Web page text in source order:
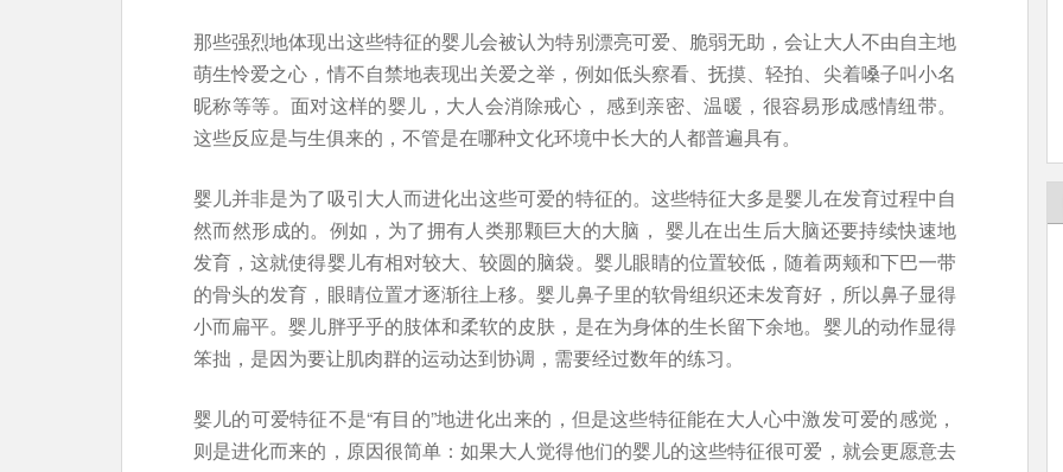
那些强烈地体现出这些特征的婴儿会被认为特别漂亮可爱、脆弱无助，会让大人不由自主地
萌生怜爱之心，情不自禁地表现出关爱之举，例如低头察看、抚摸、轻拍、尖着嗓子叫小名
昵称等等。面对这样的婴儿，大人会消除戒心， 感到亲密、温暖，很容易形成感情纽带。
这些反应是与生俱来的，不管是在哪种文化环境中长大的人都普遍具有。
婴儿并非是为了吸引大人而进化出这些可爱的特征的。这些特征大多是婴儿在发育过程中自
然而然形成的。例如，为了拥有人类那颗巨大的大脑， 婴儿在出生后大脑还要持续快速地
发育，这就使得婴儿有相对较大、较圆的脑袋。婴儿眼睛的位置较低，随着两颊和下巴一带
的骨头的发育，眼睛位置才逐渐往上移。婴儿鼻子里的软骨组织还未发育好，所以鼻子显得
小而扁平。婴儿胖乎乎的肢体和柔软的皮肤，是在为身体的生长留下余地。婴儿的动作显得
笨拙，是因为要让肌肉群的运动达到协调，需要经过数年的练习。
婴儿的可爱特征不是“有目的”地进化出来的，但是这些特征能在大人心中激发可爱的感觉，
则是进化而来的，原因很简单：如果大人觉得他们的婴儿的这些特征很可爱，就会更愿意去